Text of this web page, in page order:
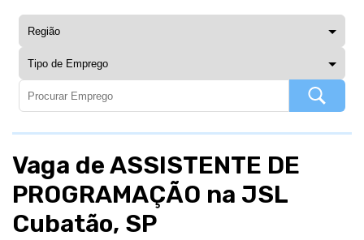
Vaga de ASSISTENTE DE
PROGRAMAÇÃO na JSL
Cubatão, SP